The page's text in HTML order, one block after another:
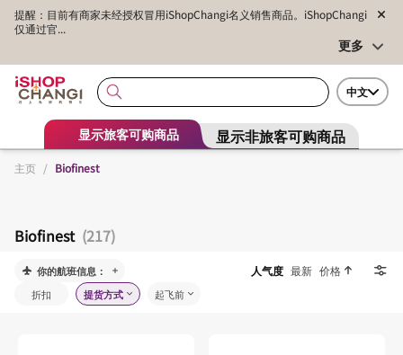
提醒：目前有商家未经授权冒用iShopChangi名义销售商品。iShopChangi
仅通过官...
更多
中文
显示旅客可购商品 显示非旅客可购商品
主页 / Biofinest
Biofinest (217)
你的航班信息： 人气度 最新 价格
折扣 提货方式 起飞前